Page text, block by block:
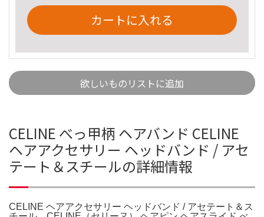
カートに入れる
欲しいものリストに追加
CELINE べっ甲柄 ヘアバンド CELINE
ヘアアクセサリー ヘッドバンド / アセ
テート＆スチールの詳細情報
CELINE ヘアアクセサリー ヘッドバンド / アセテート＆ス